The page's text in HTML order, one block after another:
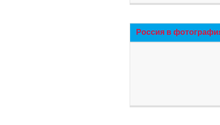
Россия в